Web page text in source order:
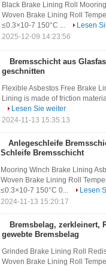
Black Brake Lining Roll
Woven Brake Lining Roll
≤0.3×10-7 150°C ...
Lesen
2025-12-09 14:23:56
Bremsschicht aus
geschnitten
Flexible Asbestos Free Brake
Lining is made of friction
Lesen Sie weiter
2024-11-13 15:35:13
Anlegeschleife
Schleife Bremsschicht
Mooring Winch Brake Lining
Woven Brake Lining Roll
≤0.3×10-7 150°C 0...
Lesen
2024-11-13 15:20:17
Bremsbelag, zerkleinert,
gewebte Bremsbelag
Grinded Brake Lining Roll
Woven Brake Lining Roll